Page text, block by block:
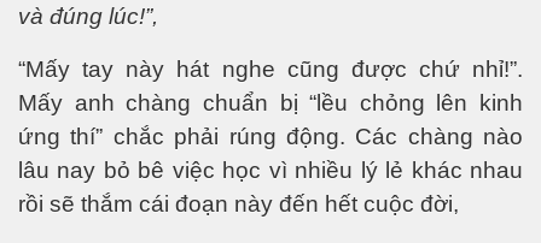
và đúng lúc!”,
“Mấy tay này hát nghe cũng được chứ nhỉ!”.
Mấy anh chàng chuẩn bị“lều chỏng lên kinh
ứng thí” chắc phải rúng động. Các chàng nào
lâu nay bỏ bê việc học vì nhiều lý lẻ khác nhau
rồi sẽ thắm cái đoạn này đến hết cuộc đời,